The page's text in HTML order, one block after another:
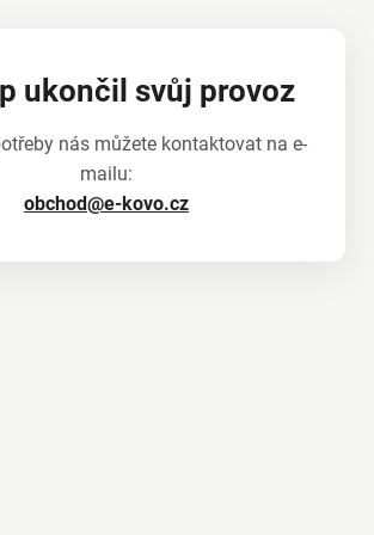
ukončil svůj provoz
nás můžete kontaktovat na e-
mailu:
obchod@e-kovo.cz